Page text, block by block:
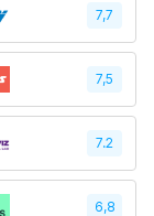
7,7
7,5
7.2
6,8